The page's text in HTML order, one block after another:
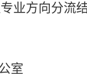
业方向分流